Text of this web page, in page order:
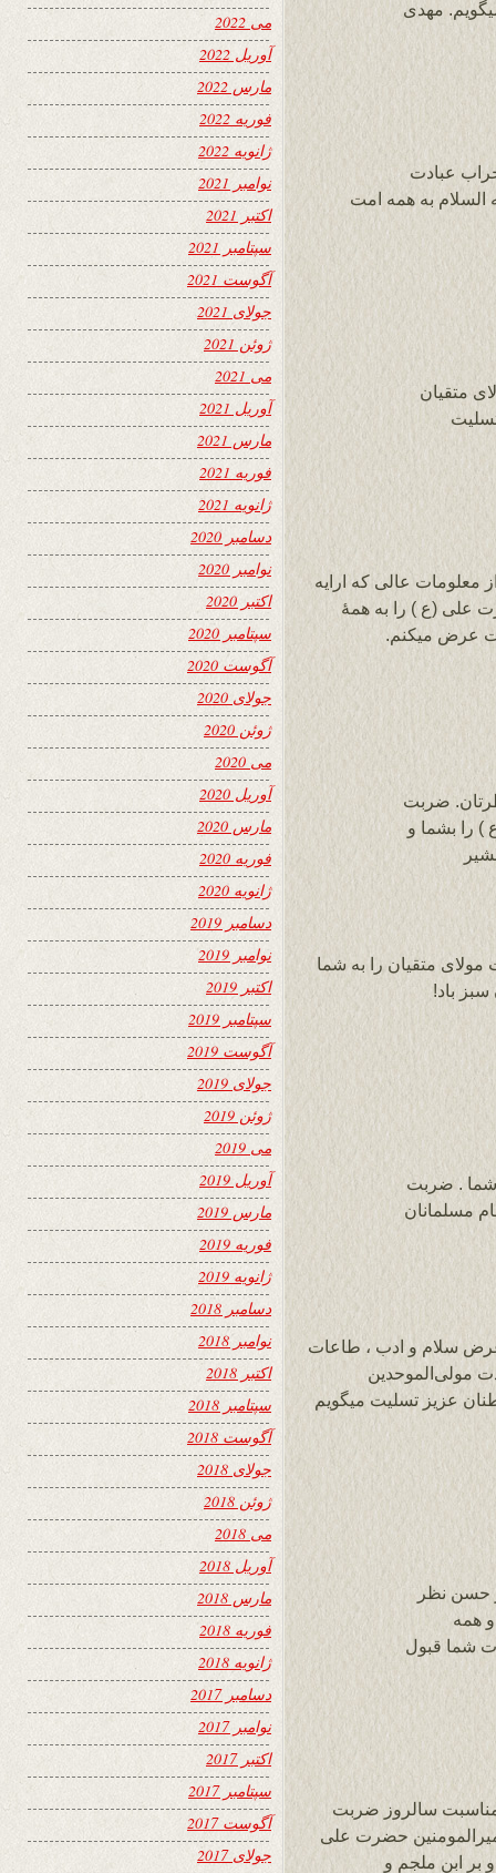
مهدی
عبادت
السلام به همه امت
متقیان
معلومات عالی که ارایه
علی (ع ) را به همۀ
عرض میکنم.
ضربت
را بشما و
متقیان را به شما
باد!
شما . ضربت
مسلمانان
سلام و ادب ، طاعات
مولی‌الموحدین
عزیز تسلیت میگویم
حسن نظر
همه
شما قبول
سالروز ضربت
حضرت علی
بر ابن ملجم و
می 2022
آوریل 2022
مارس 2022
فوریه 2022
ژانویه 2022
نوامبر 2021
اکتبر 2021
سپتامبر 2021
آگوست 2021
جولای 2021
ژوئن 2021
می 2021
آوریل 2021
مارس 2021
فوریه 2021
ژانویه 2021
دسامبر 2020
نوامبر 2020
اکتبر 2020
سپتامبر 2020
آگوست 2020
جولای 2020
ژوئن 2020
می 2020
آوریل 2020
مارس 2020
فوریه 2020
ژانویه 2020
دسامبر 2019
نوامبر 2019
اکتبر 2019
سپتامبر 2019
آگوست 2019
جولای 2019
ژوئن 2019
می 2019
آوریل 2019
مارس 2019
فوریه 2019
ژانویه 2019
دسامبر 2018
نوامبر 2018
اکتبر 2018
سپتامبر 2018
آگوست 2018
جولای 2018
ژوئن 2018
می 2018
آوریل 2018
مارس 2018
فوریه 2018
ژانویه 2018
دسامبر 2017
نوامبر 2017
اکتبر 2017
سپتامبر 2017
آگوست 2017
جولای 2017